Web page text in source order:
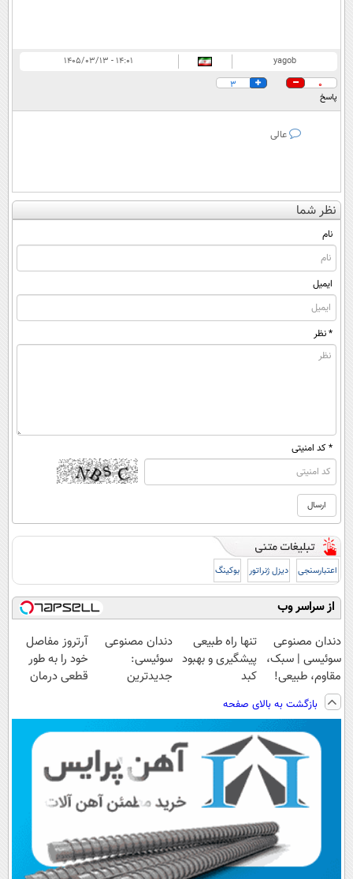
yagob
۱۴:۰۱ - ۱۴۰۵/۰۳/۱۳
0
3
پاسخ
عالی
نظر شما
نام
ایمیل
* نظر
* کد امنیتی
اعتبارسنجی دیزل ژنراتور بوکینگ
از سراسر وب
دندان مصنوعی
سوئیسی | سبک،
مقاوم، طبیعی!
ویزیت
رایگان+پرداخت
اقساطی😍
تنها راه طبیعی
پیشگیری و بهبود
کبد
سم زدای گیاهی)
دندان مصنوعی
سوئیسی:
جدیدترین
پرداخت قسطی
آرتروز مفاصل
خود را به طور
قطعی درمان
بازگشت به بالای صفحه